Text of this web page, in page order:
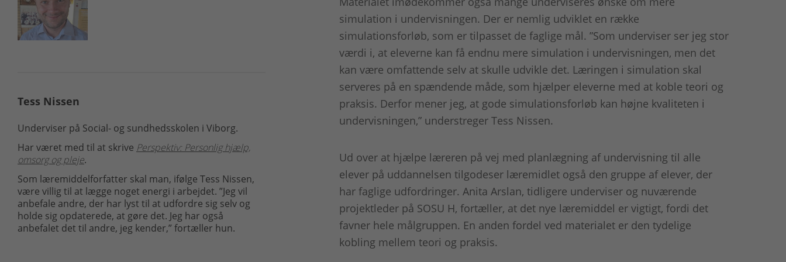
simulation i undervisningen. Der er nemlig udviklet en række
simulationsforløb, som er tilpasset de faglige mål. ”Som underviser ser jeg stor
værdi i, at eleverne kan få endnu mere simulation i undervisningen, men det
kan være omfattende selv at skulle udvikle det. Læringen i simulation skal
serveres på en spændende måde, som hjælper eleverne med at koble teori og
praksis. Derfor mener jeg, at gode simulationsforløb kan højne kvaliteten i
undervisningen,” understreger Tess Nissen.
Tess Nissen
Underviser på Social- og sundhedsskolen i Viborg.
Har været med til at skrive Perspektiv: Personlig hjælp,
omsorg og pleje.
Som læremiddelforfatter skal man, ifølge Tess Nissen,
være villig til at lægge noget energi i arbejdet. ”Jeg vil
anbefale andre, der har lyst til at udfordre sig selv og
holde sig opdaterede, at gøre det. Jeg har også
anbefalet det til andre, jeg kender,” fortæller hun.
Ud over at hjælpe læreren på vej med planlægning af undervisning til alle
elever på uddannelsen tilgodeser læremidlet også den gruppe af elever, der
har faglige udfordringer. Anita Arslan, tidligere underviser og nuværende
projektleder på SOSU H, fortæller, at det nye læremiddel er vigtigt, fordi det
favner hele målgruppen. En anden fordel ved materialet er den tydelige
kobling mellem teori og praksis.